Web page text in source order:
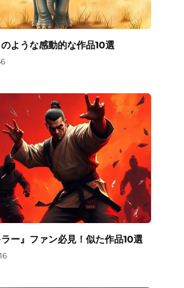
のような感動的な作品10選
ラー』ファン必見！似た作品10選